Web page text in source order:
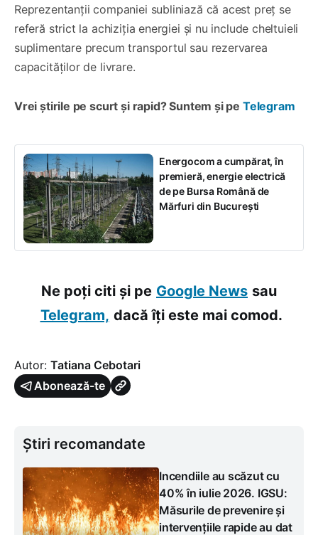
Reprezentanții companiei subliniază că acest preț se
referă strict la achiziția energiei și nu include cheltuieli
suplimentare precum transportul sau rezervarea
capacităților de livrare.
Vrei știrile pe scurt și rapid? Suntem și pe Telegram
Energocom a cumpărat, în
premieră, energie electrică
de pe Bursa Română de
Mărfuri din București
Ne poți citi și pe Google News sau
Telegram, dacă îți este mai comod.
Autor: Tatiana Cebotari
Abonează-te
Știri recomandate
Incendiile au scăzut cu
40% în iulie 2026. IGSU:
Măsurile de prevenire și
intervențiile rapide au dat